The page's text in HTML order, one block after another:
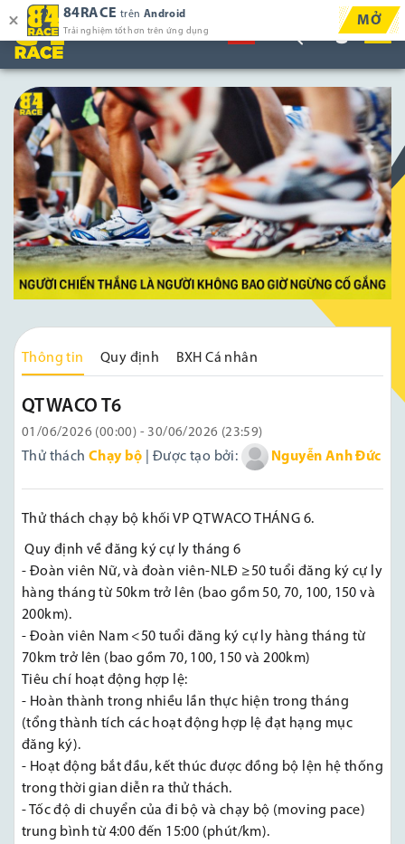
Thông tin Quy định BXH Cá nhân
QTWACO T6
01/06/2026 (00:00) - 30/06/2026 (23:59)
Thử thách Chạy bộ | Được tạo bởi: Nguyễn Anh Đức
Thử thách chạy bộ khối VP QTWACO THÁNG 6.
Quy định về đăng ký cự ly tháng 6
- Đoàn viên Nữ, và đoàn viên-NLĐ ≥50 tuổi đăng ký cự ly
hàng tháng từ 50km trở lên (bao gồm 50, 70, 100, 150 và
200km).
- Đoàn viên Nam <50 tuổi đăng ký cự ly hàng tháng từ
70km trở lên (bao gồm 70, 100, 150 và 200km)
Tiêu chí hoạt động hợp lệ:
- Hoàn thành trong nhiều lần thực hiện trong tháng
(tổng thành tích các hoạt động hợp lệ đạt hạng mục
đăng ký).
- Hoạt động bắt đầu, kết thúc được đồng bộ lện hệ thống
trong thời gian diễn ra thử thách.
- Tốc độ di chuyển của đi bộ và chạy bộ (moving pace)
trung bình từ 4:00 đến 15:00 (phút/km).
84RACE trên Android
Trải nghiệm tốt hơn trên ứng dụng
MỞ